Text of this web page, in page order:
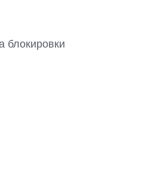
блокировки